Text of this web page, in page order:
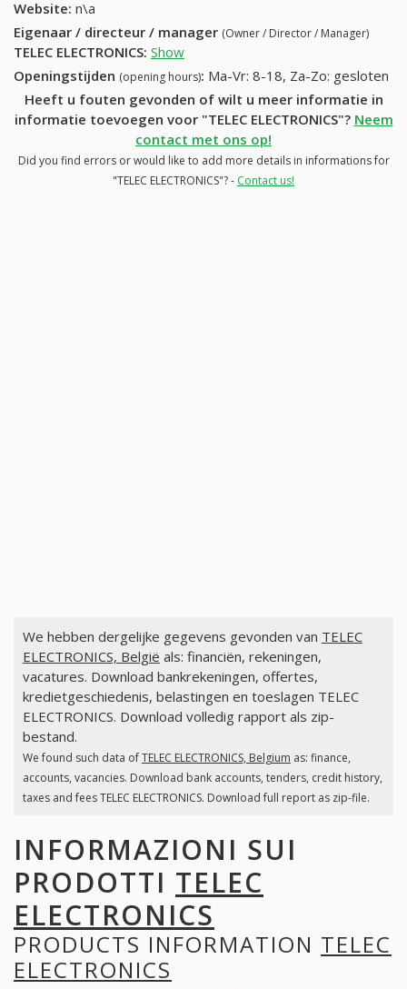
Website: n\a
Eigenaar / directeur / manager (Owner / Director / Manager)
TELEC ELECTRONICS: Show
Openingstijden (opening hours): Ma-Vr: 8-18, Za-Zo: gesloten
Heeft u fouten gevonden of wilt u meer informatie in
informatie toevoegen voor "TELEC ELECTRONICS"? Neem
contact met ons op!
Did you find errors or would like to add more details in informations for
"TELEC ELECTRONICS"? - Contact us!
We hebben dergelijke gegevens gevonden van TELEC
ELECTRONICS, België als: financiën, rekeningen,
vacatures. Download bankrekeningen, offertes,
kredietgeschiedenis, belastingen en toeslagen TELEC
ELECTRONICS. Download volledig rapport als zip-
bestand.
We found such data ofTELEC ELECTRONICS, Belgium as: finance,
accounts, vacancies. Download bank accounts, tenders, credit history,
taxes and fees TELEC ELECTRONICS. Download full report as zip-file.
INFORMAZIONI SUI
PRODOTTI TELEC
ELECTRONICS
PRODUCTS INFORMATION TELEC
ELECTRONICS